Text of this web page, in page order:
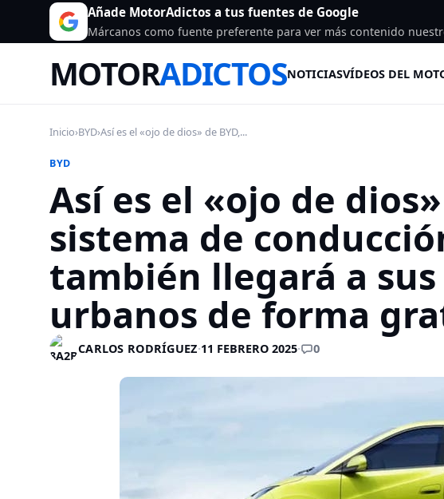
Añade MotorAdictos a tus fuentes de Google
Márcanos como fuente preferente para ver más contenido
MOTORADICTOSNOTICIASVÍDEOS DEL
Inicio›BYD›Así es el «ojo de dios» de BYD,...
BYD
Así es el «ojo de
sistema de
también llegará a
urbanos de forma
CARLOS RODRÍGUEZ·11 FEBRERO 2025· 0